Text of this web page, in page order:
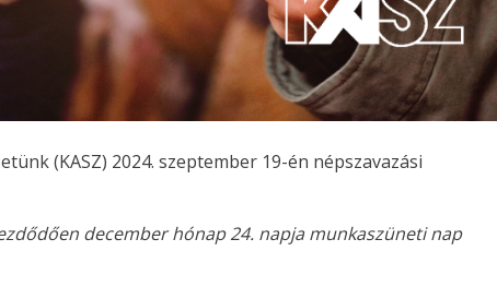
(KASZ) 2024. szeptember 19-én népszavazási
december hónap 24. napja munkaszüneti nap